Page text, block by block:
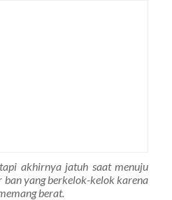
akhirnya jatuh saat menuju
yang berkelok-kelok karena
berat.